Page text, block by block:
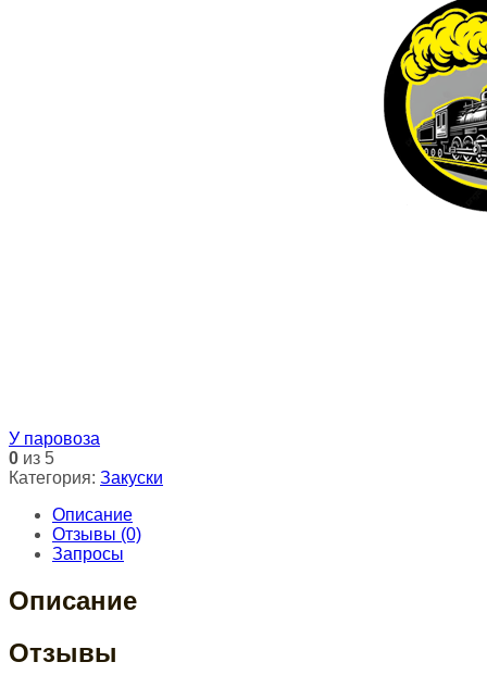
У паровоза
0 из 5
Категория: Закуски
Описание
Отзывы (0)
Запросы
Описание
Отзывы